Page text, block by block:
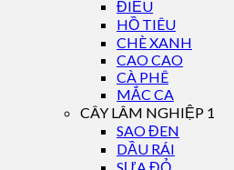
ĐIỀU
HỒ TIÊU
CHÈ XANH
CAO CAO
CÀ PHÊ
MẮC CA
CÂY LÂM NGHIỆP 1
SAO ĐEN
DẦU RÁI